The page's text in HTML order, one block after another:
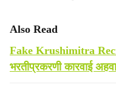
Also Read
Fake Krushimitra
भरतीप्रकरणी कारवाई